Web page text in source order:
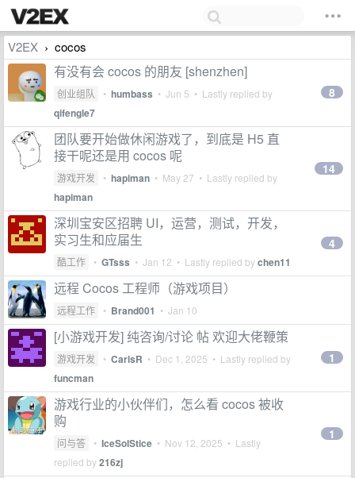
V2EX › cocos
有没有会 cocos 的朋友 [shenzhen]
创业组队 • humbass • Jun 5 • Lastly replied by
qifengle7
8
团队要开始做休闲游戏了，到底是 H5 直
接干呢还是用 cocos 呢
游戏开发 • hapiman • May 27 • Lastly replied by
hapiman
14
深圳宝安区招聘 UI，运营，测试，开发，
实习生和应届生
酷工作 • GTsss • Jan 12 • Lastly replied bychen11
4
远程 Cocos 工程师（游戏项目）
远程工作 • Brand001 • Jan 10
[小游戏开发] 纯咨询/讨论 帖 欢迎大佬鞭策
游戏开发 • CarlsR • Dec 1, 2025 • Lastly replied by
funcman
1
游戏行业的小伙伴们，怎么看 cocos 被收
购
问与答 • IceSolStice • Nov 12, 2025 • Lastly
replied by216zj
1